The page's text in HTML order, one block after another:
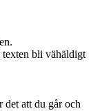
texten bli vähäldigt
det att du går och